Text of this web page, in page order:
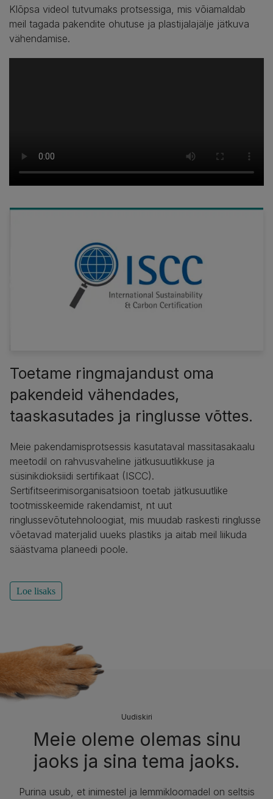
Klõpsa videol tutvumaks protsessiga, mis võiamaldab
meil tagada pakendite ohutuse ja plastijalajälje jätkuva
vähendamise.
Toetame ringmajandust oma
pakendeid vähendades,
taaskasutades ja ringlusse võttes.
Meie pakendamisprotsessis kasutataval massitasakaalu
meetodil on rahvusvaheline jätkusuutlikkuse ja
süsinikdioksiidi sertifikaat (ISCC).
Sertifitseerimisorganisatsioon toetab jätkusuutlike
tootmisskeemide rakendamist, nt uut
ringlussevõtutehnoloogiat, mis muudab raskesti ringlusse
võetavad materjalid uueks plastiks ja aitab meil liikuda
säästvama planeedi poole.
Loe lisaks
Uudiskiri
Meie oleme olemas sinu
jaoks ja sina tema jaoks.​
Purina usub, et inimestel ja lemmikloomadel on seltsis